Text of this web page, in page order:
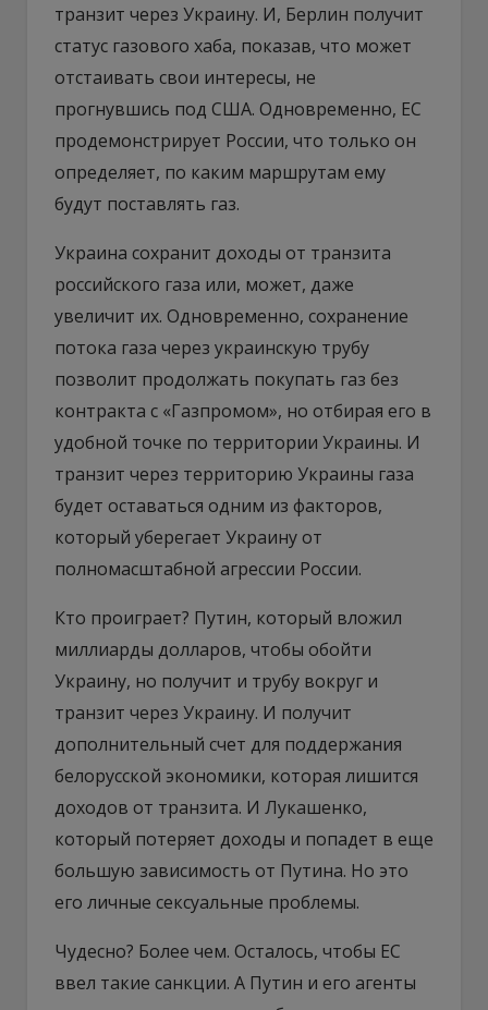
транзит через Украину. И, Берлин получит
статус газового хаба, показав, что может
отстаивать свои интересы, не
прогнувшись под США. Одновременно, ЕС
продемонстрирует России, что только он
определяет, по каким маршрутам ему
будут поставлять газ.
Украина сохранит доходы от транзита
российского газа или, может, даже
увеличит их. Одновременно, сохранение
потока газа через украинскую трубу
позволит продолжать покупать газ без
контракта с «Газпромом», но отбирая его в
удобной точке по территории Украины. И
транзит через территорию Украины газа
будет оставаться одним из факторов,
который уберегает Украину от
полномасштабной агрессии России.
Кто проиграет? Путин, который вложил
миллиарды долларов, чтобы обойти
Украину, но получит и трубу вокруг и
транзит через Украину. И получит
дополнительный счет для поддержания
белорусской экономики, которая лишится
доходов от транзита. И Лукашенко,
который потеряет доходы и попадет в еще
большую зависимость от Путина. Но это
его личные сексуальные проблемы.
Чудесно? Более чем. Осталось, чтобы ЕС
ввел такие санкции. А Путин и его агенты